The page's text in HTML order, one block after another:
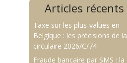
Articles récents
Taxe sur les plus-values en
Belgique : les précisions de la
circulaire 2026/C/74
Fraude bancaire par SMS : la